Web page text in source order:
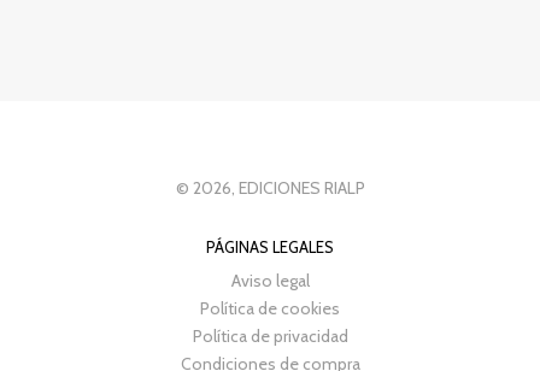
© 2026, EDICIONES RIALP
PÁGINAS LEGALES
Aviso legal
Política de cookies
Política de privacidad
Condiciones de compra